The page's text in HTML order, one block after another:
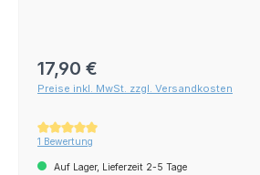
Regulärer Preis:
17,90 €
Preise inkl. MwSt. zzgl. Versandkosten
Durchschnittliche Bewertung von 5 von 5 Sternen
1 Bewertung
Auf Lager, Lieferzeit 2-5 Tage